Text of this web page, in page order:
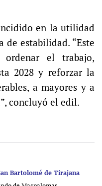
en la utilidad
de estabilidad. “Este
ordenar el trabajo,
2028 y reforzar la
a mayores y a
concluyó el edil.
Bartolomé de Tirajana